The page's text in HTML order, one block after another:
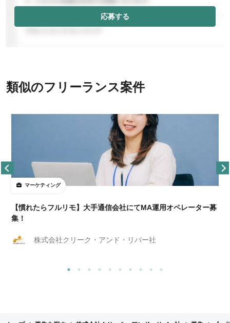
応募する
類似のフリーランス案件
マーケティング
【慣れたらフルリモ】大手通信会社にてMA運用オペレーター募
集！
株式会社クリーク・アンド・リバー社